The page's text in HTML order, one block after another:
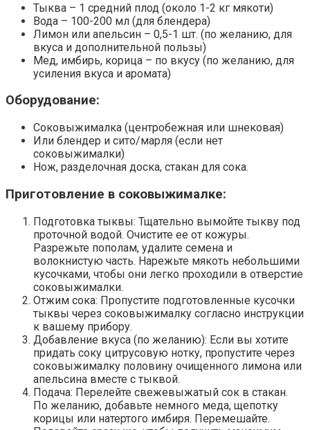
Тыква – 1 средний плод (около 1-2 кг мякоти)
Вода – 100-200 мл (для блендера)
Лимон или апельсин – 0,5-1 шт. (по желанию, для
вкуса и дополнительной пользы)
Мед, имбирь, корица – по вкусу (по желанию, для
усиления вкуса и аромата)
Оборудование:
Соковыжималка (центробежная или шнековая)
Или блендер и сито/марля (если нет
соковыжималки)
Нож, разделочная доска, стакан для сока.
Приготовление в соковыжималке:
Подготовка тыквы: Тщательно вымойте тыкву под
проточной водой. Очистите ее от кожуры.
Разрежьте пополам, удалите семена и
волокнистую часть. Нарежьте мякоть небольшими
кусочками, чтобы они легко проходили в отверстие
соковыжималки.
Отжим сока: Пропустите подготовленные кусочки
тыквы через соковыжималку согласно инструкции
к вашему прибору.
Добавление вкуса (по желанию): Если вы хотите
придать соку цитрусовую нотку, пропустите через
соковыжималку половину очищенного лимона или
апельсина вместе с тыквой.
Подача: Перелейте свежевыжатый сок в стакан.
По желанию, добавьте немного меда, щепотку
корицы или натертого имбиря. Перемешайте.